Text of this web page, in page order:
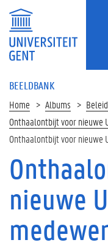
BEELDBANK
Home Albums
Onthaalontbijt voor nieuwe
Onthaalontbijt voor nieuwe
nieuwe